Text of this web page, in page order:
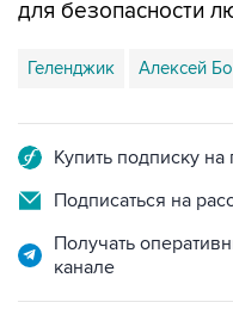
для безопасности
Геленджик Алексей
Купить подписку
Подписаться на
Получать
канале